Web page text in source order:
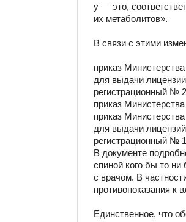
у — это,
их метаболитов».
В связи с этими
приказ
для выдачи
регистрационный №
приказ
приказ
для выдачи
регистрационный №
В документе
спиной кого бы то
с врачом. В
противопоказания к
Единственное, что